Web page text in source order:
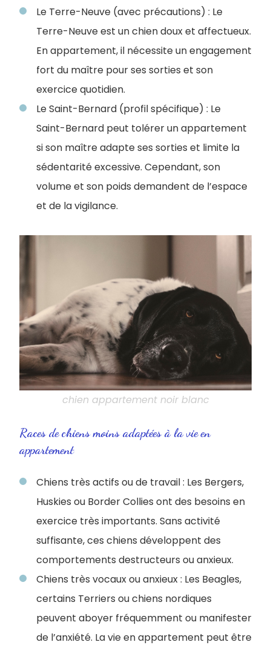
Le Terre-Neuve (avec précautions) : Le
Terre-Neuve est un chien doux et affectueux.
En appartement, il nécessite un engagement
fort du maître pour ses sorties et son
exercice quotidien.
Le Saint-Bernard (profil spécifique) : Le
Saint-Bernard peut tolérer un appartement
si son maître adapte ses sorties et limite la
sédentarité excessive. Cependant, son
volume et son poids demandent de l’espace
et de la vigilance.
chien appartement noir blanc
Races de chiens moins adaptées à la vie en
appartement
Chiens très actifs ou de travail : Les Bergers,
Huskies ou Border Collies ont des besoins en
exercice très importants. Sans activité
suffisante, ces chiens développent des
comportements destructeurs ou anxieux.
Chiens très vocaux ou anxieux : Les Beagles,
certains Terriers ou chiens nordiques
peuvent aboyer fréquemment ou manifester
de l’anxiété. La vie en appartement peut être